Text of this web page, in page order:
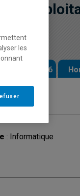
et
2026
: Informatique
les